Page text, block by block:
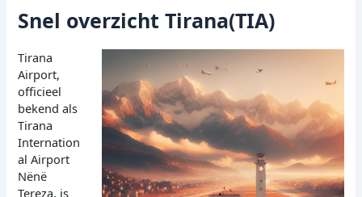
Snel overzicht Tirana(TIA)
Tirana
Airport,
officieel
bekend als
Tirana
Internation
al Airport
Nënë
Tereza, is